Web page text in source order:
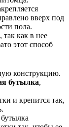
вверх под
пола.
так как в нее
этот способ
конструкцию.
бутылка,
и крепится так,